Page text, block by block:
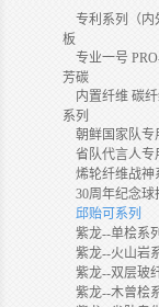
专利系列（内
板
专业一号
芳碳
内置纤维 碳
系列
朝鲜国家队专
省队代言人专
烯轮纤维战神
30周年纪念球
邱贻可系列
紫龙--单桧系列
紫龙--火山岩
紫龙--双层玻
紫龙--木曾桧